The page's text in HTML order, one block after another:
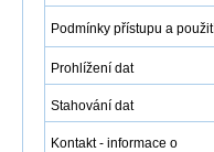
Podmínky přístupu a
Prohlížení dat
Stahování dat
Kontakt - informace o